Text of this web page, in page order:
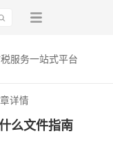
服务一站式平台
详情
么文件指南